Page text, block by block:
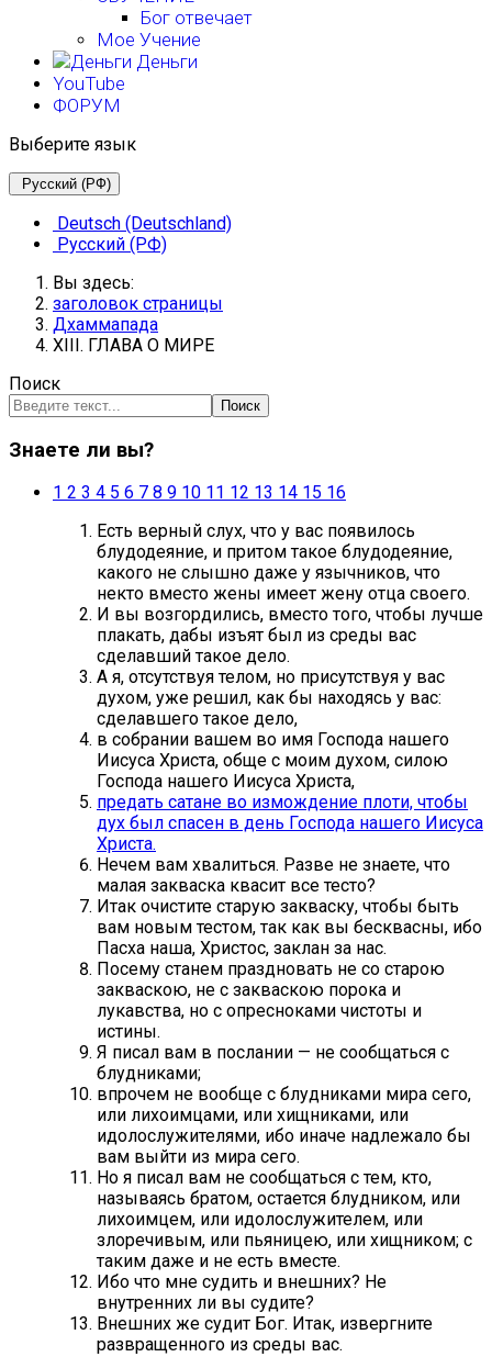
Бог отвечает
Мое Учение
Деньги
YouTube
ФОРУМ
Выберите язык
Русский (РФ)
Deutsch (Deutschland)
Русский (РФ)
Вы здесь:
заголовок страницы
Дхаммапада
XIII. ГЛАВА О МИРЕ
Поиск
Поиск
Знаете ли вы?
1 2 3 4 5 6 7 8 9 10 11 12 13 14 15 16
Есть верный слух, что у вас появилось
блудодеяние, и притом такое блудодеяние,
какого не слышно даже у язычников, что
некто вместо жены имеет жену отца своего.
И вы возгордились, вместо того, чтобы лучше
плакать, дабы изъят был из среды вас
сделавший такое дело.
А я, отсутствуя телом, но присутствуя у вас
духом, уже решил, как бы находясь у вас:
сделавшего такое дело,
в собрании вашем во имя Господа нашего
Иисуса Христа, обще с моим духом, силою
Господа нашего Иисуса Христа,
предать сатане во измождение плоти, чтобы
дух был спасен в день Господа нашего Иисуса
Христа.
Нечем вам хвалиться. Разве не знаете, что
малая закваска квасит все тесто?
Итак очистите старую закваску, чтобы быть
вам новым тестом, так как вы бесквасны, ибо
Пасха наша, Христос, заклан за нас.
Посему станем праздновать не со старою
закваскою, не с закваскою порока и
лукавства, но с опресноками чистоты и
истины.
Я писал вам в послании — не сообщаться с
блудниками;
впрочем не вообще с блудниками мира сего,
или лихоимцами, или хищниками, или
идолослужителями, ибо иначе надлежало бы
вам выйти из мира сего.
Но я писал вам не сообщаться с тем, кто,
называясь братом, остается блудником, или
лихоимцем, или идолослужителем, или
злоречивым, или пьяницею, или хищником; с
таким даже и не есть вместе.
Ибо что мне судить и внешних? Не
внутренних ли вы судите?
Внешних же судит Бог. Итак, извергните
развращенного из среды вас.